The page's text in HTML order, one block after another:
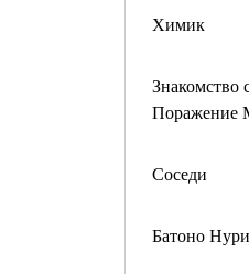
Химик
Знакомство
Поражение
Соседи
Батоно Нури